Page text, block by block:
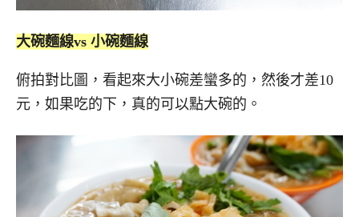
大碗麵線vs 小碗麵線
俯拍對比圖，看起來大小碗差蠻多的，然後才差10
元，如果吃的下，真的可以點大碗的。